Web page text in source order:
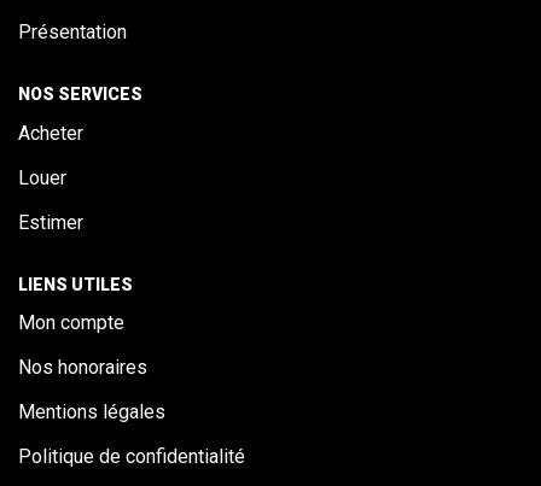
Présentation
NOS SERVICES
Acheter
Louer
Estimer
LIENS UTILES
Mon compte
Nos honoraires
Mentions légales
Politique de confidentialité